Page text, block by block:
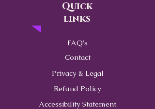
Quick
links
FAQ's
Contact
Privacy & Legal
Refund Policy
Accessibility Statement